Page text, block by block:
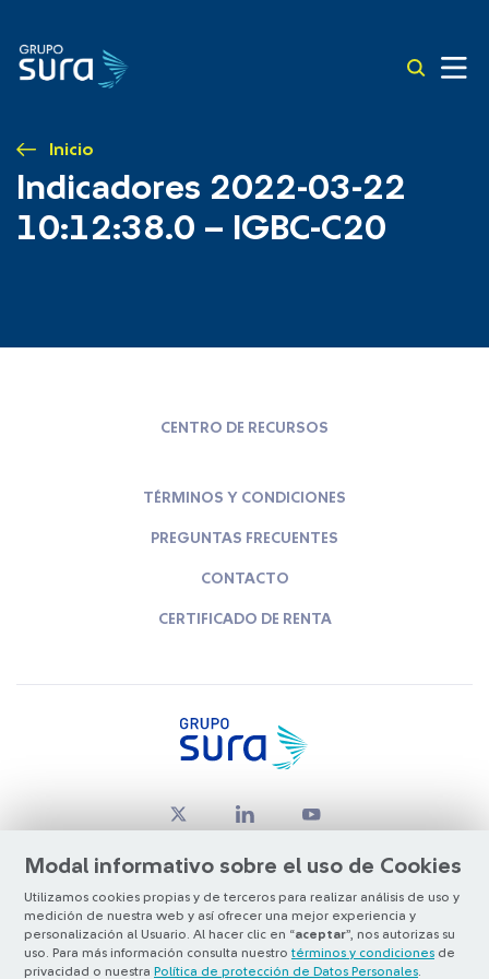
Inicio
Indicadores 2022-03-22
10:12:38.0 – IGBC-C20
Modal informativo sobre el uso de Cookies
Utilizamos cookies propias y de terceros para realizar análisis de uso y
medición de nuestra web y así ofrecer una mejor experiencia y
personalización al Usuario. Al hacer clic en “aceptar”, nos autorizas su
uso. Para más información consulta nuestro términos y condiciones de
privacidad o nuestra Política de protección de Datos Personales
CENTRO DE RECURSOS
TÉRMINOS Y CONDICIONES
PREGUNTAS FRECUENTES
CONTACTO
CERTIFICADO DE RENTA
© Copyright Grupo SURA 2026